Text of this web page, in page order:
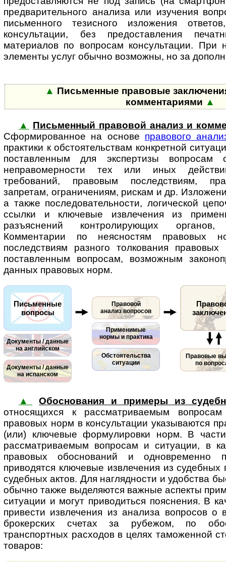
предварительного анализа или изучения
письменного тезисного изложения
консультации, без предоставления
материалов по вопросам консультации. При
элементы услуг обычно возможны, но за
▲ Письменные правовые
комментариями ▲
▲
Письменный правовой анализ и
Сформированное на основе пра­во­во­го
практики к обстоятельствам конкретной
поставленным для экспертизы вопросам
неправомерности тех или иных
требований, правовым последствиям,
запретам, ограничениям, рискам и др.
а также последовательности, логической
ссылки и ключевые извлечения из
разъяснений контролирующих
Комментарии по неясностям правовых
последствиям разного толкования
поставленным вопросам, возможным
данных правовых норм.
Письменные
вопросы
Документы / данные
на английском
Документы / данные
на испанском
Правовой
анализ вопросов
Применимые
нормы и практика
Обстоятельства
ситуации
Правовые
по
▲
Обоснования и примеры из
относящихся к рассматриваемым
правовых норм в консультации указываются
(или) ключевые формулировки норм. В
рассматриваемым во­п­ро­сам и ситуации, в
правовых обоснований и одновременно
приводятся клю­че­вые извлечения из судебных
судебных актов. Для наглядности и удобства
обычно также выделяются важные аспекты
ситуации и могут приводиться пояснения. В
привести извлечения из анализа вопросов о
брокерских счетах за рубежом, по
транспортных расходов в целях таможенной
товаров: